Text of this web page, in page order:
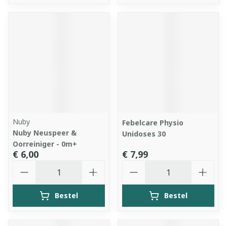
Nuby
Nuby Neuspeer &
Oorreiniger - 0m+
€ 6,00
Bestel
Febelcare Physio
Unidoses 30
€ 7,99
Bestel